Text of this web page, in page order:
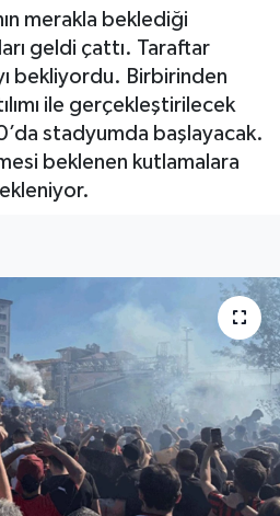
merakla beklediği
geldi çattı. Taraftar
bekliyordu. Birbirinden
ile gerçekleştirilecek
stadyumda başlayacak.
beklenen kutlamalara